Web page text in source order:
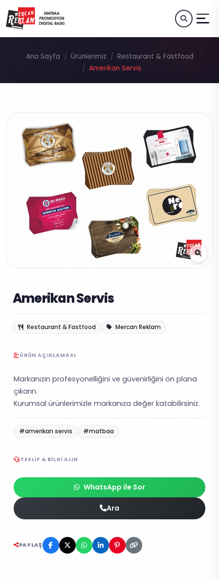
Ana Sayfa Ürünlerimiz
Restaurant & Fastfood
Amerikan Servis
Amerikan Servis
Restaurant & Fastfood Mercan Reklam
ÜRÜN AÇIKLAMASI
Markanızın profesyonelliğini ve güvenirliğini ön plana
çıkarın.
Kurumsal ürünlerimizle markanıza değer katabilirsiniz.
#amerikan servis #matbaa
TEKLIF & BILGI ALIN
WhatsApp ile Sor
Ara
PAYLAŞ